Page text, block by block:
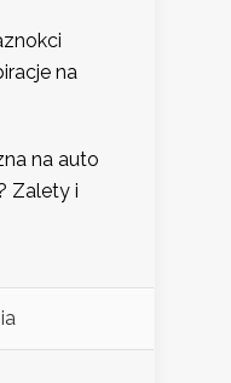
na
na auto
Zalety i